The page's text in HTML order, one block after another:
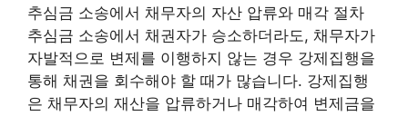
추심금 소송에서 채무자의 자산 압류와 매각 절차
추심금 소송에서 채권자가 승소하더라도, 채무자가
자발적으로 변제를 이행하지 않는 경우 강제집행을
통해 채권을 회수해야 할 때가 많습니다. 강제집행
은 채무자의 재산을 압류하거나 매각하여 변제금을